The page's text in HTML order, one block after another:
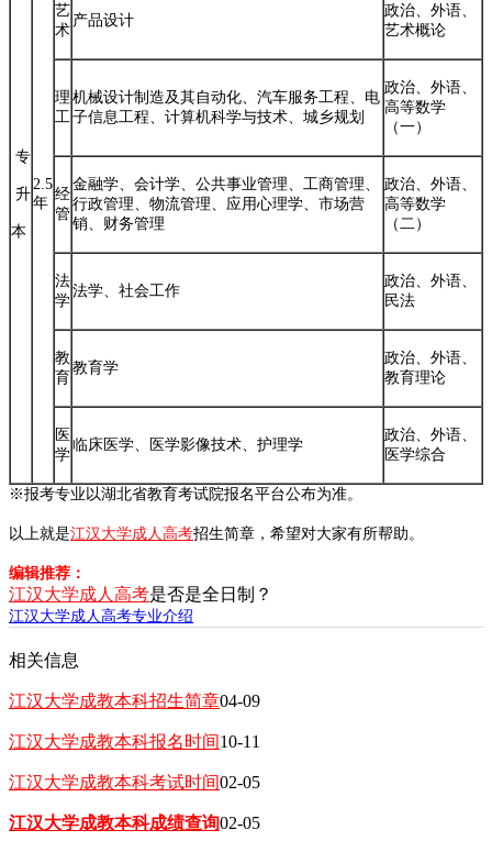
专
升
本
2.5
年
艺
术
产品设计
政治、外语、
艺术概论
理
工
机械设计制造及其自动化、汽车服务工程、电
子信息工程、计算机科学与技术、城乡规划
政治、外语、
高等数学
（一）
经
管
金融学、会计学、公共事业管理、工商管理、
行政管理、物流管理、应用心理学、市场营
销、财务管理
政治、外语、
高等数学
（二）
法
学
法学、社会工作
政治、外语、
民法
教
育
教育学
政治、外语、
教育理论
医
学
临床医学、医学影像技术、护理学
政治、外语、
医学综合
※报考专业以湖北省教育考试院报名平台公布为准。
以上就是江汉大学成人高考招生简章，希望对大家有所帮助。
编辑推荐：
江汉大学成人高考是否是全日制？
江汉大学成人高考专业介绍
相关信息
江汉大学成教本科招生简章04-09
江汉大学成教本科报名时间10-11
江汉大学成教本科考试时间02-05
江汉大学成教本科成绩查询02-05